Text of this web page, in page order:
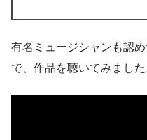
有名ミュージシャンも認
で、作品を聴いてみました